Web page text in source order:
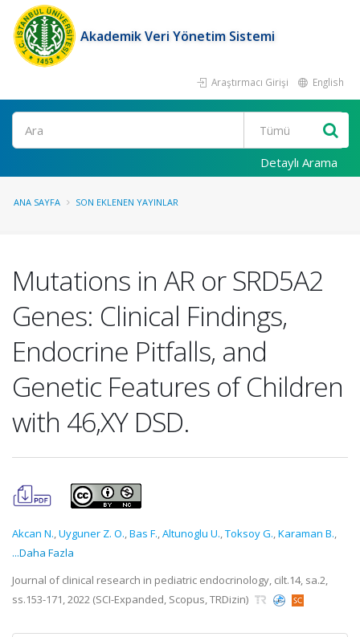
Akademik Veri Yönetim Sistemi
Araştırmacı Girişi English
Ara
Detaylı Arama
ANA SAYFA SON EKLENEN YAYINLAR
Mutations in AR or SRD5A2
Genes: Clinical Findings,
Endocrine Pitfalls, and
Genetic Features of Children
with 46,XY DSD.
Akcan N.,Uyguner Z. O.,Bas F.,Altunoglu U.,Toksoy G.,Karaman B.,
...Daha Fazla
Journal of clinical research in pediatric endocrinology, cilt.14, sa.2,
ss.153-171, 2022 (SCI-Expanded, Scopus, TRDizin)